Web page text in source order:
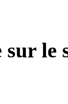
sur